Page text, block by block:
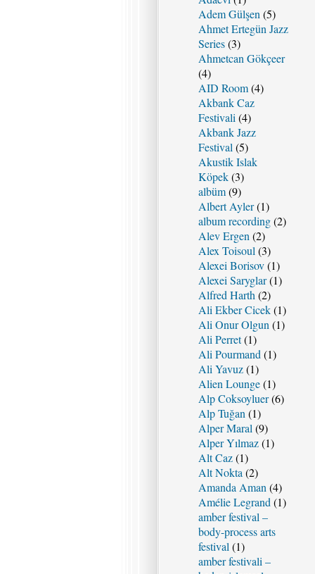
Adem Gülşen (5)
Ahmet Ertegün Jazz
Series(3)
Ahmetcan Gökçeer
(4)
AID Room(4)
Akbank Caz
Festivali (4)
Akbank Jazz
Festival (5)
Akustik Islak
Köpek(3)
albüm(9)
Albert Ayler(1)
album recording(2)
Alev Ergen (2)
Alex Toisoul (3)
Alexei Borisov(1)
Alexei Saryglar(1)
Alfred Harth (2)
Ali Ekber Cicek(1)
Ali Onur Olgun (1)
Ali Perret(1)
Ali Pourmand (1)
Ali Yavuz(1)
Alien Lounge(1)
Alp Coksoyluer(6)
Alp Tuğan (1)
Alper Maral (9)
Alper Yılmaz(1)
Alt Caz(1)
Alt Nokta (2)
Amanda Aman (4)
Amélie Legrand (1)
amber festival –
body-process arts
festival (1)
amber festivali –